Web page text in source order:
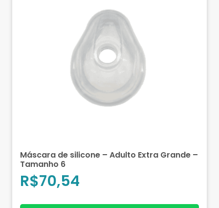
Máscara de silicone – Adulto Extra Grande –
Tamanho 6
R$70,54